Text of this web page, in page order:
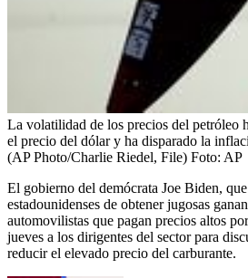
La volatilidad de los precios del petróleo
el precio del dólar y ha disparado la
(AP Photo/Charlie Riedel, File) Foto: AP
El gobierno del demócrata Joe Biden,
estadounidenses de obtener jugosas
automovilistas que pagan precios altos
jueves a los dirigentes del sector para
reducir el elevado precio del carburante.